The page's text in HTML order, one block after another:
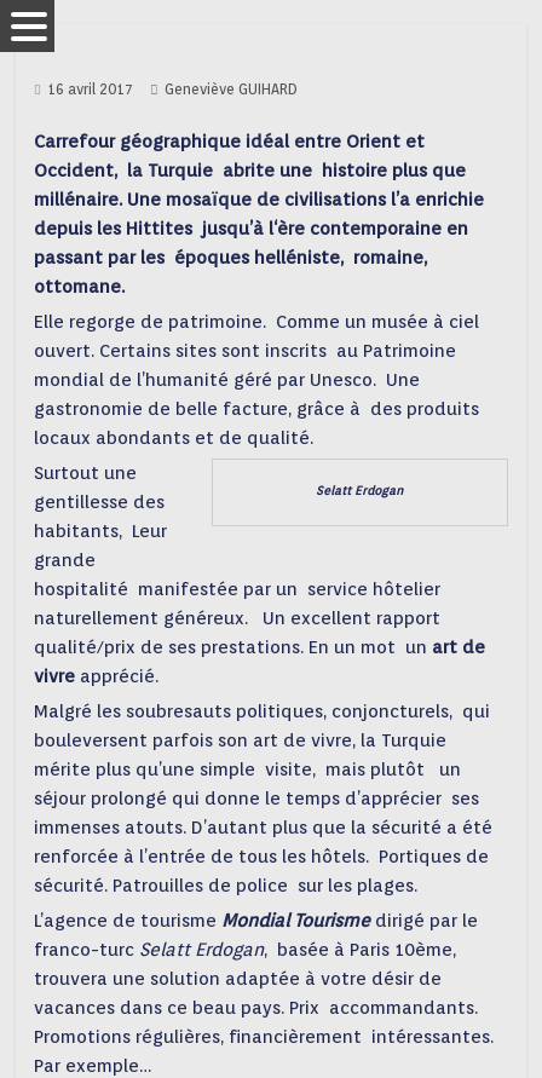
16 avril 2017 Geneviève GUIHARD
Carrefour géographique idéal entre Orient et
Occident, la Turquie abrite une histoire plus que
millénaire. Une mosaïque de civilisations l’a enrichie
depuis les Hittites jusqu’à l‘ère contemporaine en
passant par les époques helléniste, romaine,
ottomane.
Elle regorge de patrimoine. Comme un musée à ciel
ouvert. Certains sites sont inscrits au Patrimoine
mondial de l’humanité géré par Unesco. Une
gastronomie de belle facture, grâce à des produits
locaux abondants et de qualité.
Selatt Erdogan
Surtout une
gentillesse des
habitants, Leur
grande
hospitalité manifestée par un service hôtelier
naturellement généreux. Un excellent rapport
qualité/prix de ses prestations. En un mot un art de
vivre apprécié.
Malgré les soubresauts politiques, conjoncturels, qui
bouleversent parfois son art de vivre, la Turquie
mérite plus qu’une simple visite, mais plutôt un
séjour prolongé qui donne le temps d’apprécier ses
immenses atouts. D’autant plus que la sécurité a été
renforcée à l’entrée de tous les hôtels. Portiques de
sécurité. Patrouilles de police sur les plages.
L’agence de tourisme Mondial Tourismedirigé par le
franco-turc Selatt Erdogan, basée à Paris 10ème,
trouvera une solution adaptée à votre désir de
vacances dans ce beau pays. Prix accommandants.
Promotions régulières, financièrement intéressantes.
Par exemple…